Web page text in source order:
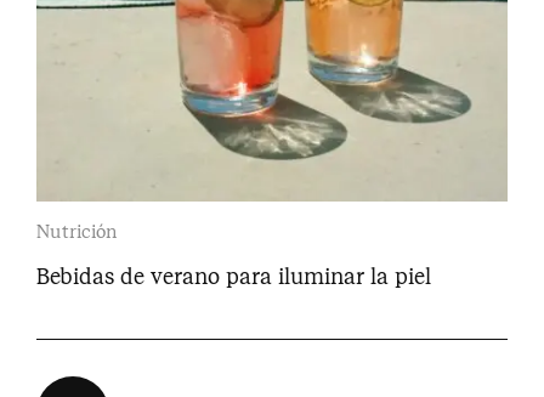
Nutrición
Bebidas de verano para iluminar la piel